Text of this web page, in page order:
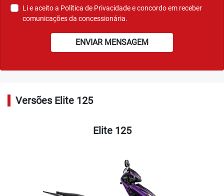
Movimente-se pela cidade sem abrir mão de conforto. Com
um bom espaço para as pernas entre o assento e o escudo